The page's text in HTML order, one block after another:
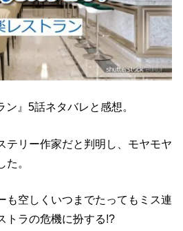
ン』5話ネタバレと感想。
テリー作家だと判明し、モヤモヤ
。
も空しくいつまでたってもミス連
トラの危機に扮する!?